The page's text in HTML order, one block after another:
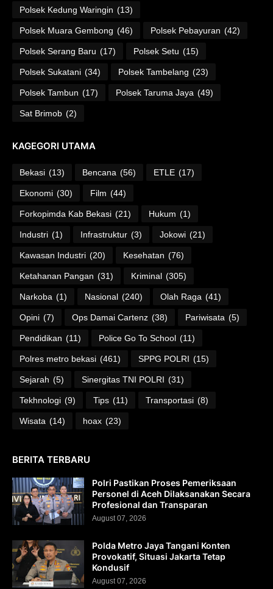
Polsek Kedung Waringin (13)
Polsek Muara Gembong (46) Polsek Pebayuran (42)
Polsek Serang Baru (17) Polsek Setu (15)
Polsek Sukatani (34) Polsek Tambelang (23)
Polsek Tambun (17) Polsek Taruma Jaya (49)
Sat Brimob (2)
KAGEGORI UTAMA
Bekasi (13) Bencana (56) ETLE (17)
Ekonomi (30) Film (44)
Forkopimda Kab Bekasi (21) Hukum (1)
Industri (1) Infrastruktur (3) Jokowi (21)
Kawasan Industri (20) Kesehatan (76)
Ketahanan Pangan (31) Kriminal (305)
Narkoba (1) Nasional (240) Olah Raga (41)
Opini (7) Ops Damai Cartenz (38) Pariwisata (5)
Pendidikan (11) Police Go To School (11)
Polres metro bekasi (461) SPPG POLRI (15)
Sejarah (5) Sinergitas TNI POLRI (31)
Tekhnologi (9) Tips (11) Transportasi (8)
Wisata (14) hoax (23)
BERITA TERBARU
Polri Pastikan Proses Pemeriksaan
Personel di Aceh Dilaksanakan Secara
Profesional dan Transparan
August 07, 2026
Polda Metro Jaya Tangani Konten
Provokatif, Situasi Jakarta Tetap
Kondusif
August 07, 2026